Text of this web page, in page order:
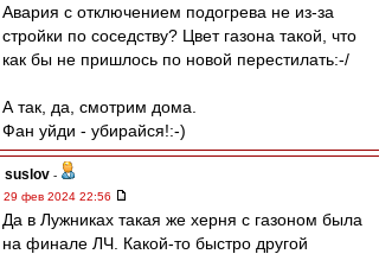
Авария с отключением подогрева не из-за
стройки по соседству? Цвет газона такой, что
как бы не пришлось по новой перестилать:-/
А так, да, смотрим дома.
Фан уйди - убирайся!:-)
suslov -
29 фев 2024 22:56
Да в Лужниках такая же херня с газоном была
на финале ЛЧ. Какой-то быстро другой